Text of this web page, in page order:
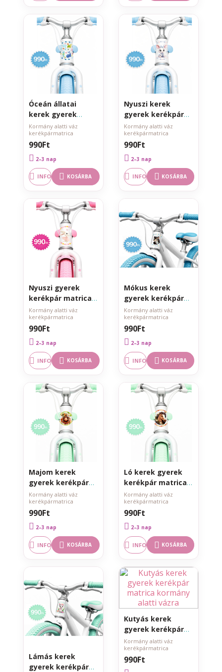
Óceán állatai
kerek gyerek
kerékpár matrica
kormány alatti
vázra
Kormány alatti váz
kerékpármatrica
990Ft
2–3 nap
INFO KOSÁRBA
Nyuszi kerek
gyerek kerékpár
matrica kormány
alatti vázra
Kormány alatti váz
kerékpármatrica
990Ft
2–3 nap
INFO KOSÁRBA
Nyuszi gyerek
kerékpár matrica
kormány alatti
vázra
Kormány alatti váz
kerékpármatrica
990Ft
2–3 nap
INFO KOSÁRBA
Mókus kerek
gyerek kerékpár
matrica kormány
alatti vázra
Kormány alatti váz
kerékpármatrica
990Ft
2–3 nap
INFO KOSÁRBA
Majom kerek
gyerek kerékpár
matrica kormány
alatti vázra
Kormány alatti váz
kerékpármatrica
990Ft
2–3 nap
INFO KOSÁRBA
Ló kerek gyerek
kerékpár matrica
kormány alatti
vázra
Kormány alatti váz
kerékpármatrica
990Ft
2–3 nap
INFO KOSÁRBA
Lámás kerek
gyerek kerékpár
Kutyás kerek
gyerek kerékpár
matrica kormány
alatti vázra
Kormány alatti váz
kerékpármatrica
990Ft